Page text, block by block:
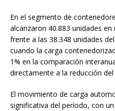
En el segmento de
alcanzaron 40.883 unidades
frente a las 38.348 unidades
cuando la carga
1% en la comparación
directamente a la reducción
El movimiento de carga
significativa del período, con